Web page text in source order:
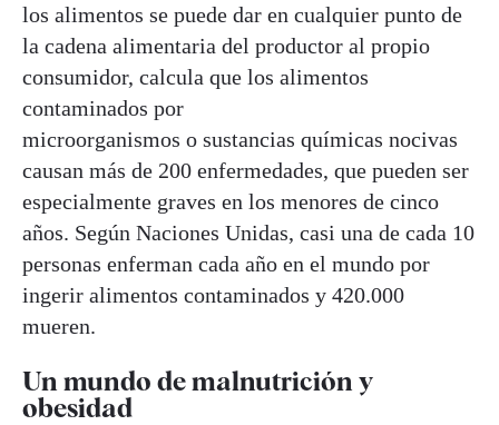
los alimentos se puede dar en cualquier punto de
la cadena alimentaria del productor al propio
consumidor, calcula que los alimentos
contaminados por
microorganismos o sustancias químicas nocivas
causan más de 200 enfermedades, que pueden ser
especialmente graves en los menores de cinco
años. Según Naciones Unidas, casi una de cada 10
personas enferman cada año en el mundo por
ingerir alimentos contaminados y 420.000
mueren.
Un mundo de malnutrición y
obesidad